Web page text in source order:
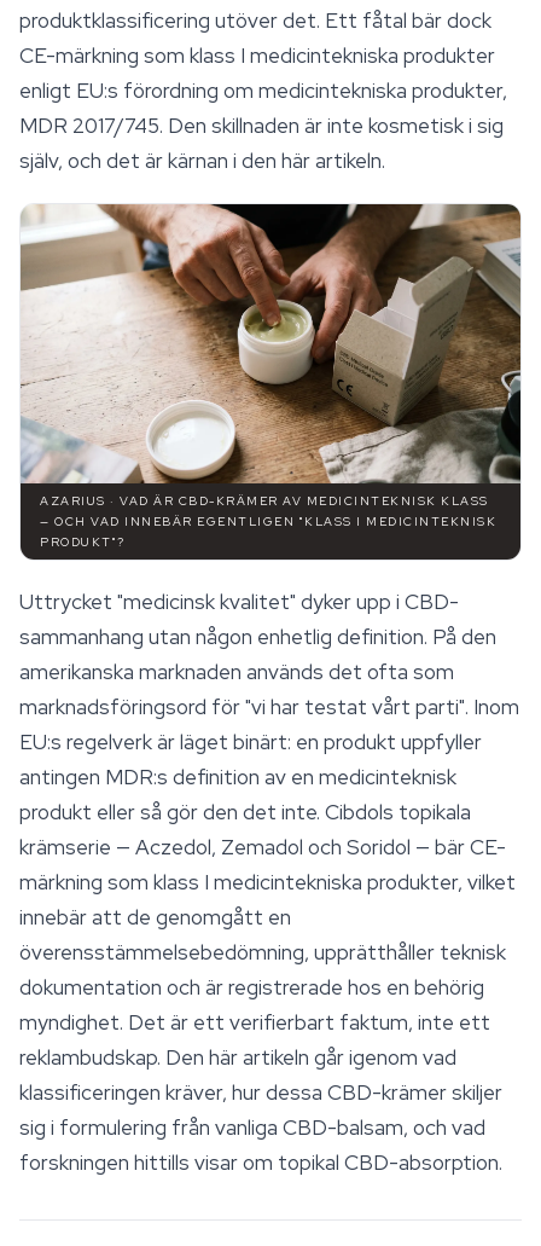
produktklassificering utöver det. Ett fåtal bär dock
CE-märkning som klass I medicintekniska produkter
enligt EU:s förordning om medicintekniska produkter,
MDR 2017/745. Den skillnaden är inte kosmetisk i sig
själv, och det är kärnan i den här artikeln.
AZARIUS · VAD ÄR CBD-KRÄMER AV MEDICINTEKNISK KLASS
— OCH VAD INNEBÄR EGENTLIGEN "KLASS I MEDICINTEKNISK
PRODUKT"?
Uttrycket "medicinsk kvalitet" dyker upp i CBD-
sammanhang utan någon enhetlig definition. På den
amerikanska marknaden används det ofta som
marknadsföringsord för "vi har testat vårt parti". Inom
EU:s regelverk är läget binärt: en produkt uppfyller
antingen MDR:s definition av en medicinteknisk
produkt eller så gör den det inte. Cibdols topikala
krämserie — Aczedol, Zemadol och Soridol — bär CE-
märkning som klass I medicintekniska produkter, vilket
innebär att de genomgått en
överensstämmelsebedömning, upprätthåller teknisk
dokumentation och är registrerade hos en behörig
myndighet. Det är ett verifierbart faktum, inte ett
reklambudskap. Den här artikeln går igenom vad
klassificeringen kräver, hur dessa CBD-krämer skiljer
sig i formulering från vanliga CBD-balsam, och vad
forskningen hittills visar om topikal CBD-absorption.